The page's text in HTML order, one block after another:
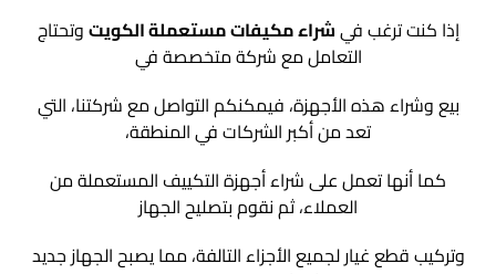
إذا كنت ترغب فيشراء مكيفات مستعملة الكويتوتحتاج
التعامل مع شركة متخصصة في
بيع وشراء هذه الأجهزة، فيمكنكم التواصل مع شركتنا، التي
تعد من أكبر الشركات في المنطقة،
كما أنها تعمل على شراء أجهزة التكييف المستعملة من
العملاء، ثم نقوم بتصليح الجهاز
وتركيب قطع غيار لجميع الأجزاء التالفة، مما يصبح الجهاز جديد